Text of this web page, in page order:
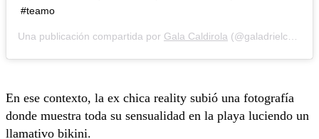
#teamo
Una publicación compartida por Gala Caldirola (@galadrielcaldirola) el
En ese contexto, la ex chica reality subió una fotografía
donde muestra toda su sensualidad en la playa luciendo un
llamativo bikini.